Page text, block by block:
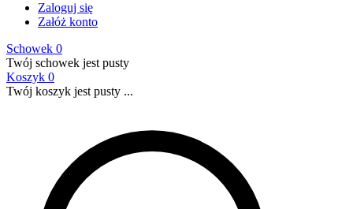
Zaloguj się
Załóż konto
Schowek 0
Twój schowek jest pusty
Koszyk 0
Twój koszyk jest pusty ...